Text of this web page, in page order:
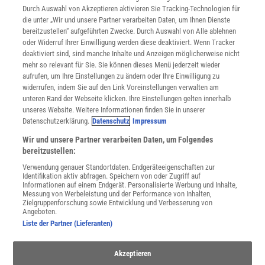
INFO
Mediadaten
Datenschutz
Nutzungsbedingungen
Cookie-Einstellungen
Utiq verwalten
Nutzungsbasierte Onlinewerbung
Alle Artikel
Impressum
Angebote für Schulen
Angebote für Institutionen
Sprachen lernen mit Gymglish
Lexika
Für Spektrum schreiben
Zugänglichkeitserklärung
WEBSEITEN
KielSCN
Wissenschaft in die Schulen
Durch Auswahl von Akzeptieren aktivieren Sie Tracking-Technologien für
die unter „Wir und unsere Partner verarbeiten Daten, um Ihnen Dienste
bereitzustellen“ aufgeführten Zwecke. Durch Auswahl von Alle ablehnen
oder Widerruf Ihrer Einwilligung werden diese deaktiviert. Wenn Tracker
deaktiviert sind, sind manche Inhalte und Anzeigen möglicherweise nicht
mehr so relevant für Sie. Sie können dieses Menü jederzeit wieder
aufrufen, um Ihre Einstellungen zu ändern oder Ihre Einwilligung zu
widerrufen, indem Sie auf den Link Voreinstellungen verwalten am
unteren Rand der Webseite klicken. Ihre Einstellungen gelten innerhalb
unseres Website. Weitere Informationen finden Sie in unserer
Datenschutzerklärung. Datenschutz Impressum
Wir und unsere Partner verarbeiten Daten, um Folgendes
bereitzustellen:
Verwendung genauer Standortdaten. Endgeräteeigenschaften zur
Identifikation aktiv abfragen. Speichern von oder Zugriff auf
Informationen auf einem Endgerät. Personalisierte Werbung und Inhalte,
Messung von Werbeleistung und der Performance von Inhalten,
Zielgruppenforschung sowie Entwicklung und Verbesserung von
Angeboten.
Liste der Partner (Lieferanten)
Akzeptieren